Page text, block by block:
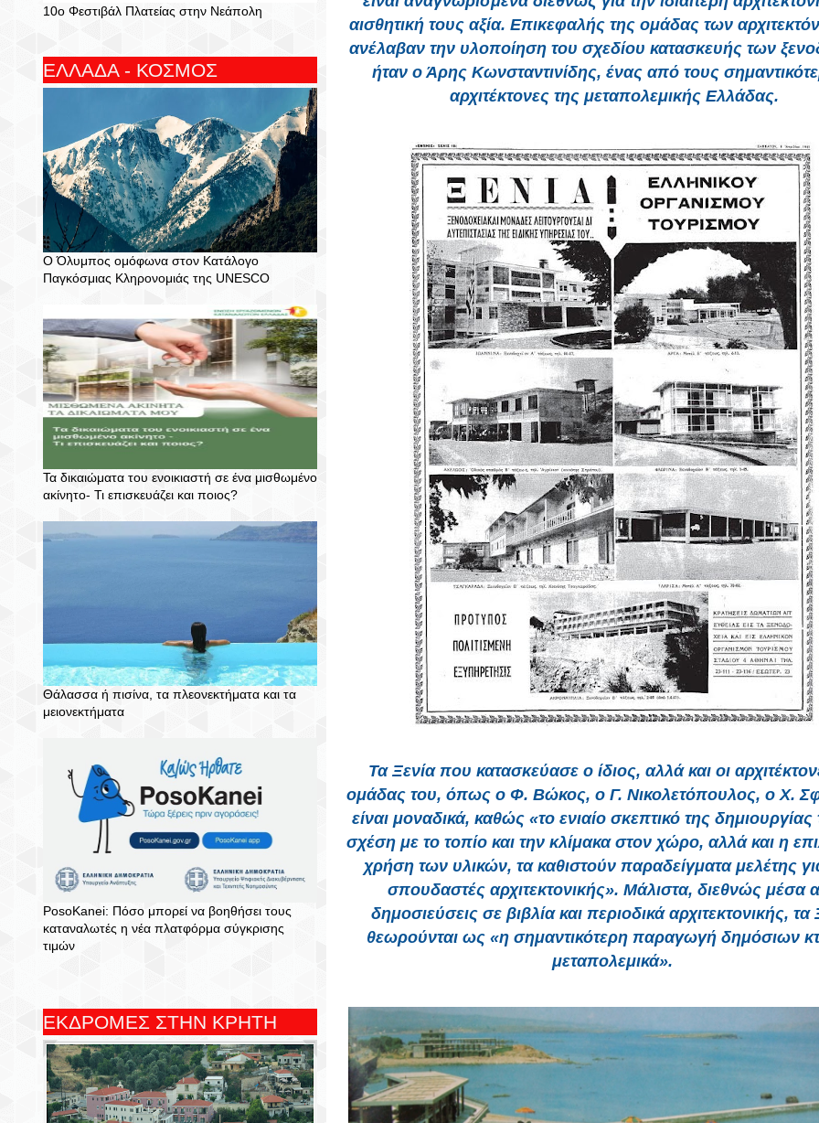
10ο Φεστιβάλ Πλατείας στην Νεάπολη
ΕΛΛΑΔΑ - ΚΟΣΜΟΣ
Ο Όλυμπος ομόφωνα στον Κατάλογο
Παγκόσμιας Κληρονομιάς της UNESCO
Τα δικαιώματα του ενοικιαστή σε ένα μισθωμένο
ακίνητο- Τι επισκευάζει και ποιος?
Θάλασσα ή πισίνα, τα πλεονεκτήματα και τα
μειονεκτήματα
PosoKanei: Πόσο μπορεί να βοηθήσει τους
καταναλωτές η νέα πλατφόρμα σύγκρισης
τιμών
ΕΚΔΡΟΜΕΣ ΣΤΗΝ ΚΡΗΤΗ
αισθητική τους αξία. Επικεφαλής της ομάδας των
ανέλαβαν την υλοποίηση του σχεδίου κατασκευής των
ήταν ο Άρης Κωνσταντινίδης, ένας από τους
αρχιτέκτονες της μεταπολεμικής Ελλάδας.
Τα Ξενία που κατασκεύασε ο ίδιος, αλλά και οι
ομάδας του, όπως ο Φ. Βώκος, ο Γ. Νικολετόπουλος, ο Χ.
είναι μοναδικά, καθώς «το ενιαίο σκεπτικό της
σχέση με το τοπίο και την κλίμακα στον χώρο, αλλά και η
χρήση των υλικών, τα καθιστούν παραδείγματα μελέτης
σπουδαστές αρχιτεκτονικής». Μάλιστα, διεθνώς μέσα
δημοσιεύσεις σε βιβλία και περιοδικά αρχιτεκτονικής, τα
θεωρούνται ως «η σημαντικότερη παραγωγή δημόσιων
μεταπολεμικά».